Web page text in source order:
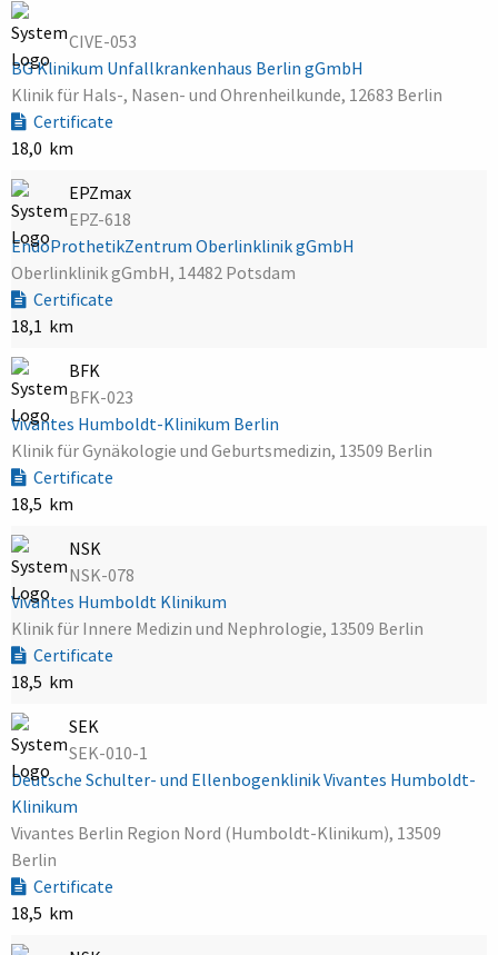
CIVE-053
BG Klinikum Unfallkrankenhaus Berlin gGmbH
Klinik für Hals-, Nasen- und Ohrenheilkunde, 12683 Berlin
Certificate
18,0 km
EPZmax
EPZ-618
EndoProthetikZentrum Oberlinklinik gGmbH
Oberlinklinik gGmbH, 14482 Potsdam
Certificate
18,1 km
BFK
BFK-023
Vivantes Humboldt-Klinikum Berlin
Klinik für Gynäkologie und Geburtsmedizin, 13509 Berlin
Certificate
18,5 km
NSK
NSK-078
Vivantes Humboldt Klinikum
Klinik für Innere Medizin und Nephrologie, 13509 Berlin
Certificate
18,5 km
SEK
SEK-010-1
Deutsche Schulter- und Ellenbogenklinik Vivantes Humboldt-
Klinikum
Vivantes Berlin Region Nord (Humboldt-Klinikum), 13509
Berlin
Certificate
18,5 km